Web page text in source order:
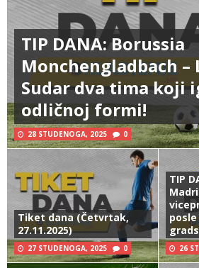
TIP DANA: Borussia
Monchengladbach –
Sudar dva tima koji
odličnoj formi!
28 STUDENOGA, 2025 0
Tiket dana (Četvrtak,
27.11.2025)
27 STUDENOGA, 2025 0
TIP
26